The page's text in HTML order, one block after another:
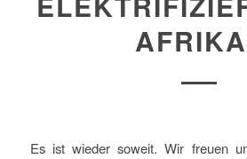
Es ist wieder soweit. Wir freuen